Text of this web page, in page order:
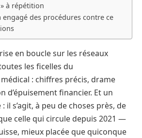
à répétition
engagé des procédures contre ce
en boucle sur les réseaux
les ficelles du
: chiffres précis, drame
d’épuisement financier. Et un
il s’agit, à peu de choses près, de
celle qui circule depuis 2021 —
mieux placée que quiconque